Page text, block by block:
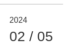
2024
02 / 05